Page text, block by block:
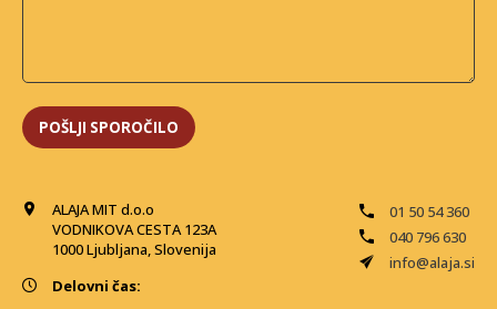
ALAJA MIT d.o.o
VODNIKOVA CESTA 123A
1000 Ljubljana, Slovenija
01 50 54 360
040 796 630
info@alaja.si
Delovni čas: